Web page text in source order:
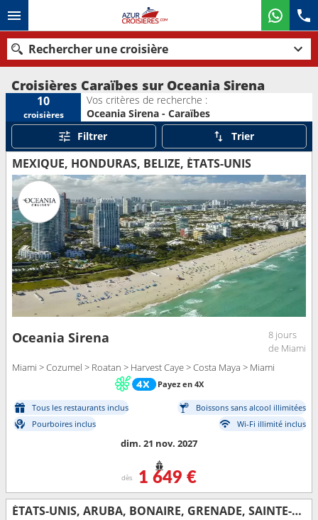
Rechercher une croisière
Nos destinations
Mois de départ
Ports Compagnies
Rechercher
Croisières Caraïbes sur Oceania Sirena
10
croisières
Vos critères de recherche :
Oceania Sirena - Caraïbes
Filtrer
Trier
MEXIQUE, HONDURAS, BELIZE, ÉTATS-UNIS
Oceania Sirena
8 jours
de Miami
Miami > Cozumel > Roatan > Harvest Caye > Costa Maya > Miami
Payez en 4X
Tous les restaurants inclus
Boissons sans alcool illimitées
Pourboires inclus
Wi-Fi illimité inclus
dim. 21 nov. 2027
dès 1 649 €
ÉTATS-UNIS, ARUBA, BONAIRE, GRENADE, SAINTE-LUCIE, GUADELOUPE, SAINT-MARTIN